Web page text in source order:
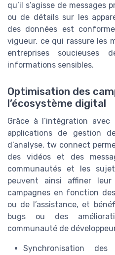
qu’il s’agisse de messages
ou de détails sur les
des données est
vigueur, ce qui rassure les
entreprises
informations sensibles.
Optimisation des
l’écosystème digital
Grâce à l’intégration
applications de gestion
d’analyse, tw connect
des vidéos et des
communautés et les
peuvent ainsi affiner
campagnes en fonction
ou de l’assistance, et
bugs ou des
communauté de
Synchronisation